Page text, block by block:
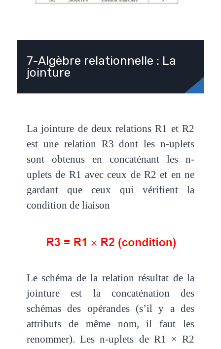
7-Algèbre relationnelle : La
jointure
La jointure de deux relations R1 et R2
est une relation R3 dont les n-uplets
sont obtenus en concaténant les n-
uplets de R1 avec ceux de R2 et en ne
gardant que ceux qui vérifient la
condition de liaison
Le schéma de la relation résultat de la
jointure est la concaténation des
schémas des opérandes (s’il y a des
attributs de même nom, il faut les
renommer). Les n-uplets de R1 × R2